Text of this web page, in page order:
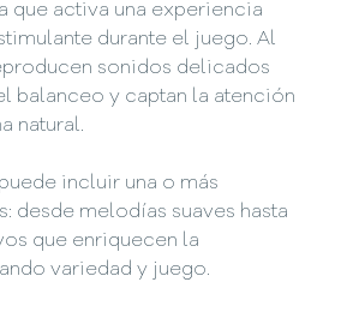
que activa una experiencia
durante el juego. Al
sonidos delicados
balanceo y captan la atención
natural.
incluir una o más
desde melodías suaves hasta
que enriquecen la
variedad y juego.